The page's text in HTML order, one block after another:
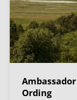
Ording